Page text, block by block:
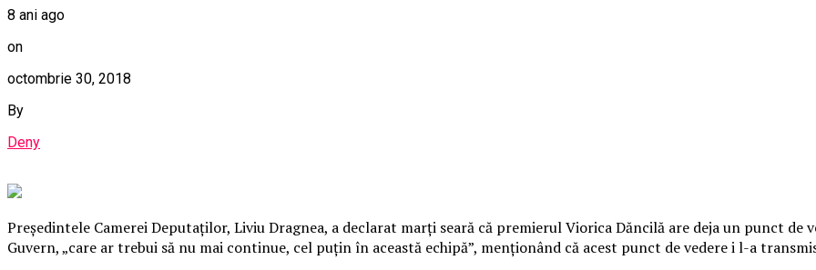
8 ani ago
on
octombrie 30, 2018
By
Deny
Preşedintele Camerei Deputaţilor, Liviu Dragnea, a declarat marţi seară că premierul Viorica Dăncilă are deja un punct
Guvern, „care ar trebui să nu mai continue, cel puţin în această echipă”, menţionând că acest punct de vedere i l-a